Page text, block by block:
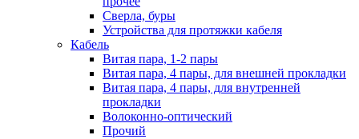
Сверла, буры
Устройства для протяжки кабеля
Кабель
Витая пара, 1-2 пары
Витая пара, 4 пары, для внешней прокладки
Витая пара, 4 пары, для внутренней
прокладки
Волоконно-оптический
Прочий